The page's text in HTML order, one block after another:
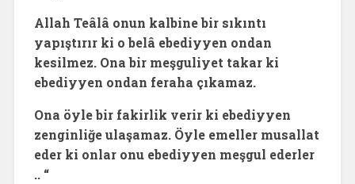
Allah Teâlâ onun kalbine bir sıkıntı
yapıştırır ki o belâ ebediyyen ondan
kesilmez. Ona bir meşguliyet takar ki
ebediyyen ondan feraha çıkamaz.
Ona öyle bir fakirlik verir ki ebediyyen
zenginliğe ulaşamaz. Öyle emeller musallat
eder ki onlar onu ebediyyen meşgul ederler
.. “